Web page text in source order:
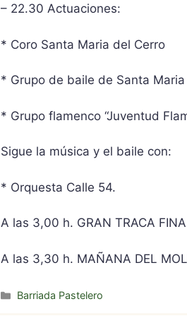
– 22.30 Actuaciones:
* Coro Santa Maria del Cerro
* Grupo de baile de Santa
* Grupo flamenco “Juventud
Sigue la música y el baile con:
* Orquesta Calle 54.
A las 3,00 h. GRAN TRACA
A las 3,30 h. MAÑANA DEL
Categorías
Barriada Pastelero